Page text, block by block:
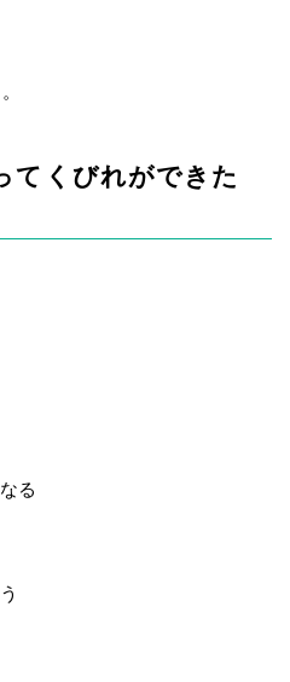
てくびれができた
る